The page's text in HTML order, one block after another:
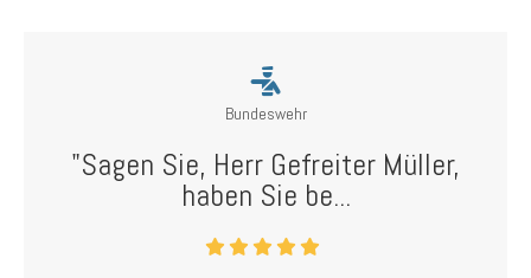
Bundeswehr
"Sagen Sie, Herr Gefreiter Müller,
haben Sie be...